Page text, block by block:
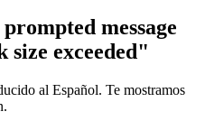
message
exceeded"
al Español. Te mostramos